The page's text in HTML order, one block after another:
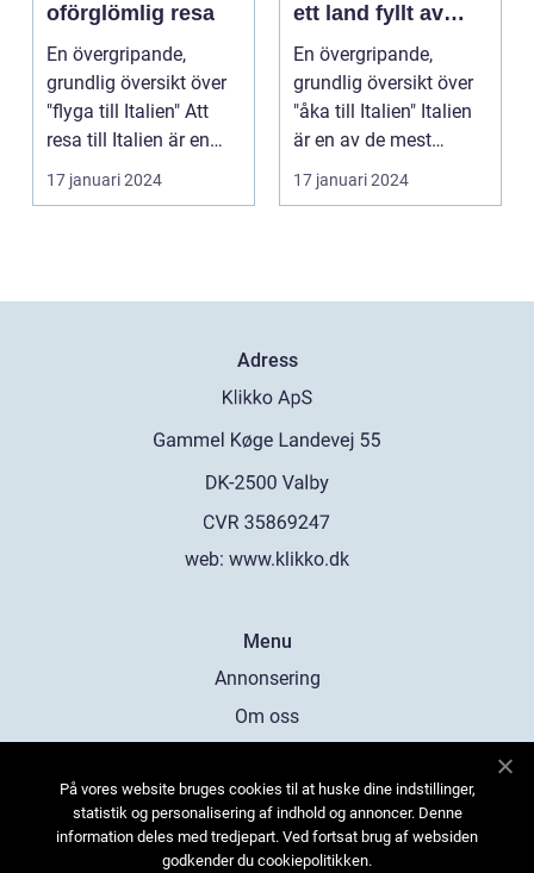
oförglömlig resa
En övergripande,
grundlig översikt över
"flyga till Italien" Att
resa till Italien är en
dröm för m...
17 januari 2024
ett land fyllt av
kultur, historia och
gästvänlighet
En övergripande,
grundlig översikt över
"åka till Italien" Italien
är en av de mest
populära destin...
17 januari 2024
Adress
web: www.klikko.dk
Menu
Annonsering
Om oss
Kontakta oss
Sitemap
På vores website bruges cookies til at huske dine indstillinger,
statistik og personalisering af indhold og annoncer. Denne
information deles med tredjepart. Ved fortsat brug af websiden
godkender du cookiepolitikken.